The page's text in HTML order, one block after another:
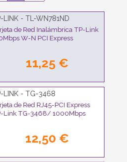
LINK - TL-WN781ND
de Red Inalámbrica TP-Link
W-N PCI Express
11,25 €
LINK - TG-3468
de Red RJ45-PCI Express
Link TG-3468/ 1000Mbps
12,50 €